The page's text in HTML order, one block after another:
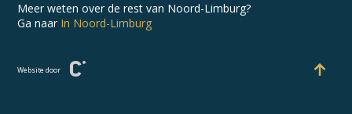
Meer weten over de rest van Noord-Limburg?
Ga naar In Noord-Limburg
Website door